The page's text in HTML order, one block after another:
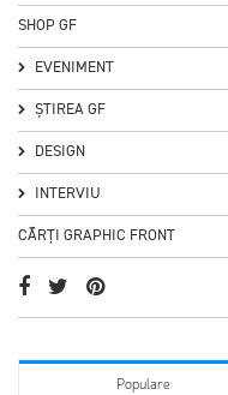
SHOP GF
EVENIMENT
ȘTIREA GF
DESIGN
INTERVIU
CĂRȚI GRAPHIC FRONT
Populare